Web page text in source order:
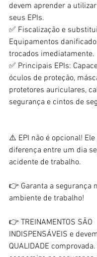
devem aprender a
seus EPIs.
✅ Fiscalização e
Equipamentos
trocados imediatamente.
✅ Principais EPIs:
óculos de proteção,
protetores auriculares,
segurança e cintos de
⚠️ EPI não é opcional! Ele
diferença entre um dia
acidente de trabalho.
👉 Garanta a segurança
ambiente de trabalho!
👉 TREINAMENTOS SÃO
INDISPENSÁVEIS e
QUALIDADE